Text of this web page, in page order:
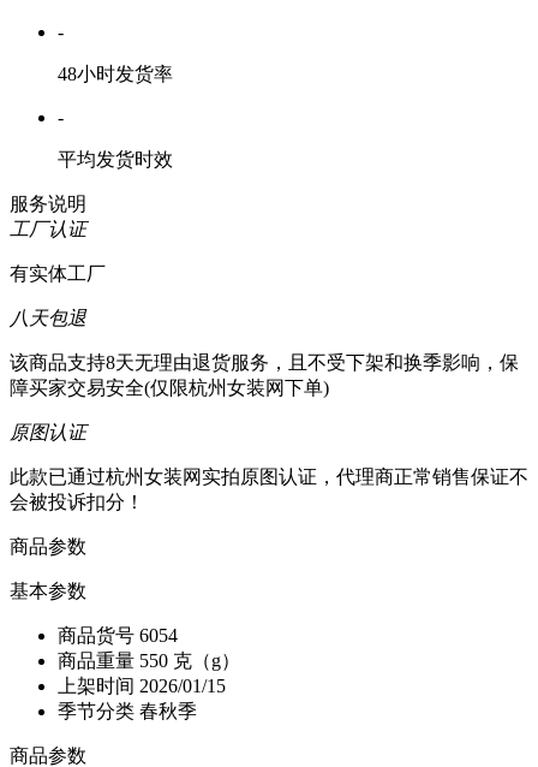
-
48小时发货率
-
平均发货时效
服务说明
工厂认证
有实体工厂
八天包退
该商品支持8天无理由退货服务，且不受下架和换季影响，保
障买家交易安全(仅限杭州女装网下单)
原图认证
此款已通过杭州女装网实拍原图认证，代理商正常销售保证不
会被投诉扣分！
商品参数
基本参数
商品货号 6054
商品重量 550 克（g）
上架时间 2026/01/15
季节分类 春秋季
商品参数